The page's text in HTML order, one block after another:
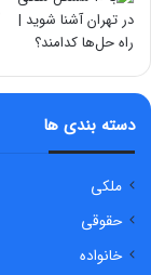
دسته بندی ها
ملکی
حقوقی
خانواده